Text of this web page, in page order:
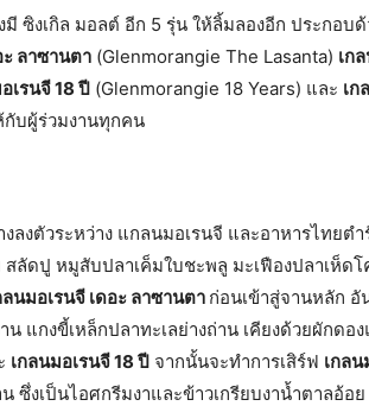
ซิงเกิล มอลต์ อีก 5 รุ่น ให้ลิ้มลองอีก ประกอบด้
ะ ลาซานตา (Glenmorangie The Lasanta) เก
เรนจี 18 ปี (Glenmorangie 18 Years) และ เก
กับผู้ร่วมงานทุกคน
งลงตัวระหว่าง แกลนมอเรนจี และอาหารไทย
สลัดปู หมูสับปลาเค็มใบชะพลู มะเฟืองปลาเห็ด
ลนมอเรนจี เดอะ ลาซานตา ก่อนเข้าสู่จานหลัก
น แกงขี้เหล็กปลาทะเลย่างถ่าน เคียงด้วยผักด
เกลนมอเรนจี 18 ปี จากนั้นจะทำการเสิร์ฟ เกลน
ซึ่งเป็นไอศกรีมงาและข้าวเกรียบงาน้ำตาลอ้อ